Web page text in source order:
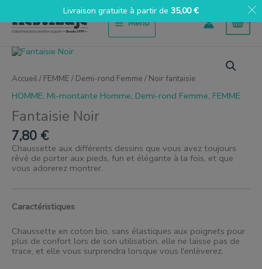
contenu
Menu
Accueil/ FEMME / Demi-rond Femme / Noir fantaisie
HOMME, Mi-montante Homme, Demi-rond Femme, FEMME
Fantaisie Noir
7,80 €
Chaussette aux différents dessins que vous avez toujours
rêvé de porter aux pieds, fun et élégante à la fois, et que
vous adorerez montrer.
Caractéristiques
Chaussette en coton bio, sans élastiques aux poignets pour
plus de confort lors de son utilisation, elle ne laisse pas de
trace, et elle vous surprendra lorsque vous l'enlèverez.
quantité
Negro
Livraison gratuite à partir de 35,00€